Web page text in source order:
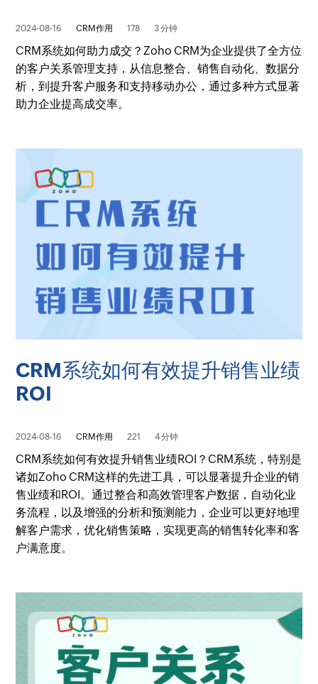
2024-08-16 CRM作用 178 3 分钟
CRM系统如何助力成交？Zoho CRM为企业提供了全方位
的客户关系管理支持，从信息整合、销售自动化、数据分
析，到提升客户服务和支持移动办公，通过多种方式显著
助力企业提高成交率。
CRM系统如何有效提升销售业绩
ROI
2024-08-16 CRM作用 221 4 分钟
CRM系统如何有效提升销售业绩ROI？CRM系统，特别是
诸如Zoho CRM这样的先进工具，可以显著提升企业的销
售业绩和ROI。通过整合和高效管理客户数据，自动化业
务流程，以及增强的分析和预测能力，企业可以更好地理
解客户需求，优化销售策略，实现更高的销售转化率和客
户满意度。